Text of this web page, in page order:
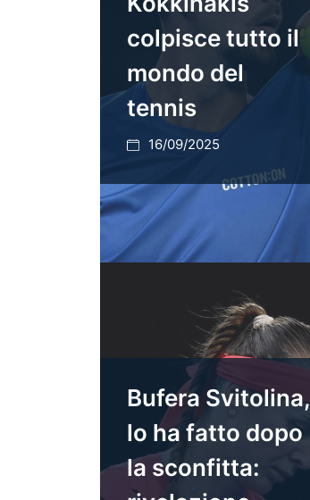
colpisce tutto il
mondo del
tennis
16/09/2025
Bufera Svitolina,
lo ha fatto dopo
la sconfitta: